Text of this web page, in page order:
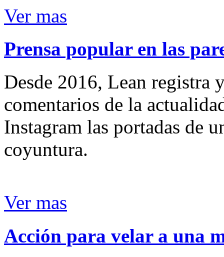
Ver mas
Prensa popular en las
Desde 2016, Lean registra
comentarios de la
Instagram las portadas de
coyuntura.
Ver mas
Acción para velar a una